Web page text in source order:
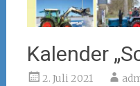
Kalender
2. Juli 2021